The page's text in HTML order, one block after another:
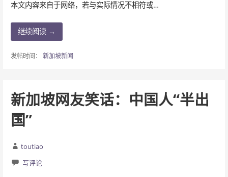
本文内容来自于网络，若与实际情况不相符或…
继续阅读 →
发帖时间： 新加坡新闻
新加坡网友笑话：中国人“半出
国”
toutiao
写评论